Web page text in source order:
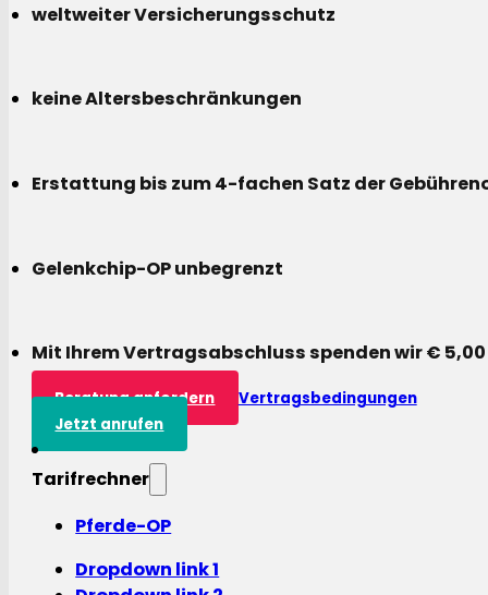
weltweiter Versicherungsschutz
keine Altersbeschränkungen
Erstattung bis zum 4-fachen Satz der
Gelenkchip-OP unbegrenzt
Mit Ihrem Vertragsabschluss spenden wir €
Beratung anfordern
Vertragsbedingungen
Jetzt anrufen
Tarifrechner
Pferde-OP
Dropdown link 1